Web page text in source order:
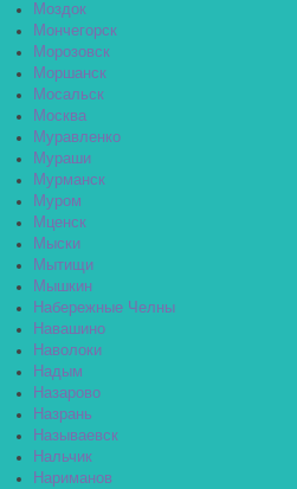
Моздок
Мончегорск
Морозовск
Моршанск
Мосальск
Москва
Муравленко
Мураши
Мурманск
Муром
Мценск
Мыски
Мытищи
Мышкин
Набережные Челны
Навашино
Наволоки
Надым
Назарово
Назрань
Называевск
Нальчик
Нариманов